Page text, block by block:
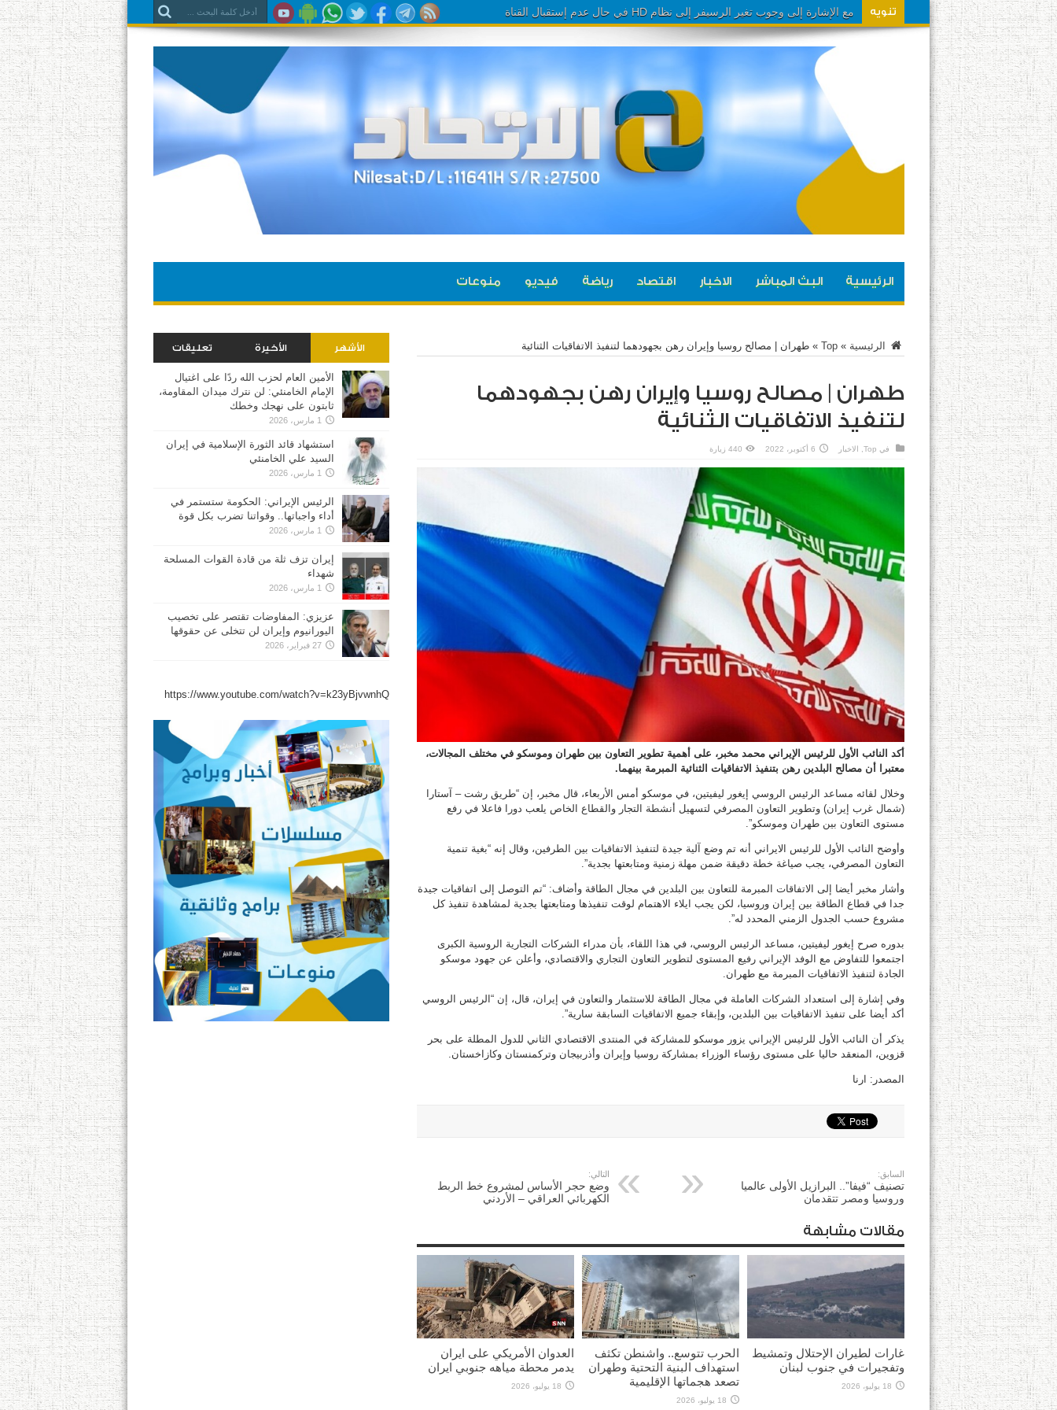
تنويه مع الإشارة إلى وجوب تغير الرسيفر إلى نظام HD في حال عدم إستقبال القناة
الرئيسية البث المباشر الاخبار اقتصاد رياضة فيديو منوعات
الرئيسية »
Top
» طهران | مصالح روسيا وإيران رهن بجهودهما لتنفيذ الاتفاقيات الثنائية
طهران | مصالح روسيا وإيران رهن بجهودهما
لتنفيذ الاتفاقيات الثنائية
في Top الاخبار 6 أكتوبر، 2022 440 زيارة
أكد النائب الأول للرئيس الإيراني محمد مخبر، على أهمية تطوير التعاون بين طهران وموسكو في مختلف المجالات،
معتبرا أن مصالح البلدين رهن بتنفيذ الاتفاقيات الثنائية المبرمة بينهما.
وخلال لقائه مساعد الرئيس الروسي إيغور ليفيتين، في موسكو أمس الأربعاء، قال مخبر، إن “طريق رشت – آستارا
(شمال غرب إيران) وتطوير التعاون المصرفي لتسهيل أنشطة التجار والقطاع الخاص يلعب دورا فاعلا في رفع
مستوى التعاون بين طهران وموسكو”.
وأوضح النائب الأول للرئيس الايراني أنه تم وضع آلية جيدة لتنفيذ الاتفاقيات بين الطرفين، وقال إنه “بغية تنمية
التعاون المصرفي، يجب صياغة خطة دقيقة ضمن مهلة زمنية ومتابعتها بجدية”.
وأشار مخبر أيضا إلى الاتفاقات المبرمة للتعاون بين البلدين في مجال الطاقة وأضاف: “تم التوصل إلى اتفاقيات جيدة
جدا في قطاع الطاقة بين إيران وروسيا، لكن يجب ايلاء الاهتمام لوقت تنفيذها ومتابعتها بجدية لمشاهدة تنفيذ كل
مشروع حسب الجدول الزمني المحدد له”.
بدوره صرح إيغور ليفيتين، مساعد الرئيس الروسي، في هذا اللقاء، بأن مدراء الشركات التجارية الروسية الكبرى
اجتمعوا للتفاوض مع الوفد الإيراني رفيع المستوى لتطوير التعاون التجاري والاقتصادي، وأعلن عن جهود موسكو
الجادة لتنفيذ الاتفاقيات المبرمة مع طهران.
وفي إشارة إلى استعداد الشركات العاملة في مجال الطاقة للاستثمار والتعاون في إيران، قال، إن “الرئيس الروسي
أكد أيضا على تنفيذ الاتفاقيات بين البلدين، وإبقاء جميع الاتفاقيات السابقة سارية”.
يذكر أن النائب الأول للرئيس الإيراني يزور موسكو للمشاركة في المنتدى الاقتصادي الثاني للدول المطلة على بحر
قزوين، المنعقد حاليا على مستوى رؤساء الوزراء بمشاركة روسيا وإيران وأذربيجان وتركمنستان وكازاخستان.
المصدر: ارنا
السابق:
تصنيف “فيفا”.. البرازيل الأولى عالميا
وروسيا ومصر تتقدمان
التالي:
وضع حجر الأساس لمشروع خط الربط
الكهربائي العراقي – الأردني
مقالات مشابهة
غارات لطيران الإحتلال وتمشيط
وتفجيرات في جنوب لبنان
18 يوليو، 2026
الحرب تتوسع.. واشنطن تكثف
استهداف البنية التحتية وطهران
تصعد هجماتها الإقليمية
18 يوليو، 2026
العدوان الأمريكي على ايران
يدمر محطة مياهه جنوبي ايران
18 يوليو، 2026
الأشهر الأخيرة تعليقات
الأمين العام لحزب الله ردًا على اغتيال
الإمام الخامنئي: لن نترك ميدان المقاومة،
ثابتون على نهجك وخطك
1 مارس، 2026
استشهاد قائد الثورة الإسلامية في إيران
السيد علي الخامنئي
1 مارس، 2026
الرئيس الإيراني: الحكومة ستستمر في
أداء واجباتها.. وقواتنا تضرب بكل قوة
1 مارس، 2026
إيران تزف ثلة من قادة القوات المسلحة
شهداء
1 مارس، 2026
عزيزي: المفاوضات تقتصر على تخصيب
اليورانيوم وإيران لن تتخلى عن حقوقها
27 فبراير، 2026
https://www.youtube.com/watch?v=k23yBjvwnhQ